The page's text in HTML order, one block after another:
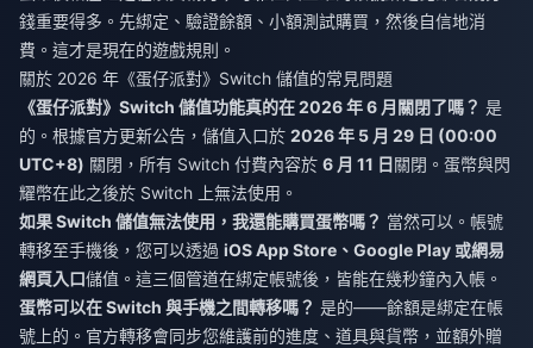
錢重要得多。先綁定、驗證餘額、小額測試購買，然後自信地消
費。這才是現在的遊戲規則。
關於 2026 年《蛋仔派對》Switch 儲值的常見問題
《蛋仔派對》Switch 儲值功能真的在 2026 年 6 月關閉了嗎？ 是
的。根據官方更新公告，儲值入口於 2026 年 5 月 29 日 (00:00
UTC+8) 關閉，所有 Switch 付費內容於 6 月 11 日關閉。蛋幣與閃
耀幣在此之後於 Switch 上無法使用。
如果 Switch 儲值無法使用，我還能購買蛋幣嗎？ 當然可以。帳號
轉移至手機後，您可以透過 iOS App Store、Google Play 或網易
網頁入口儲值。這三個管道在綁定帳號後，皆能在幾秒鐘內入帳。
蛋幣可以在 Switch 與手機之間轉移嗎？ 是的——餘額是綁定在帳
號上的。官方轉移會同步您維護前的進度、道具與貨幣，並額外贈